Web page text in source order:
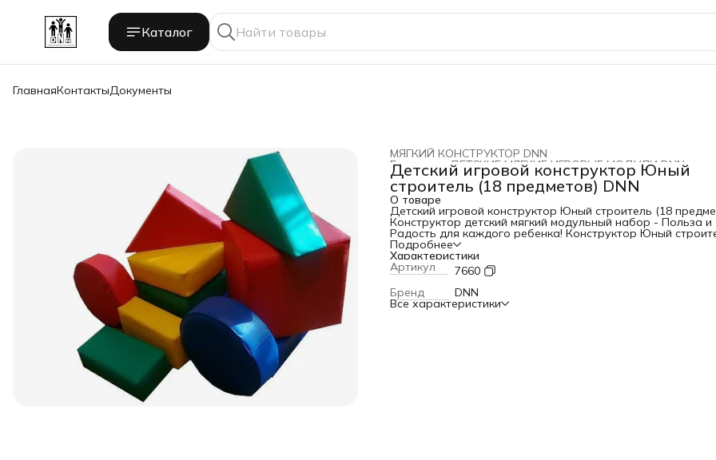
Каталог
ГлавнаяКонтактыДокументы
МЯГКИЙ КОНСТРУКТОР DNN
ДЕТСКИЕ МЯГКИЕ ИГРОВЫЕ МОДУЛИ DNN
Главная ›
Детский игровой конструктор Юный
строитель (18 предметов) DNN
О товаре
Детский игровой конструктор Юный строитель (18
Конструктор детский мягкий модульный набор - Польза и
Радость для каждого ребенка! Конструктор Юный
выпускаемый компанией ООО Дешевле Не Найдешь
предназначен для оснащения игровых и сенсорных комнат,
групп детских садов.Он состоит из простых элементов:
бруса, папок, цилиндров и других модулей. Особенность
наборов в том, что дети сами конструируют различные
предметы и сооружения. Такая работа с модулями
способствует развитию фантазии и творческого мышления,
Подробнее
Характеристики
Артикул
7660
Бренд
DNN
Все характеристики